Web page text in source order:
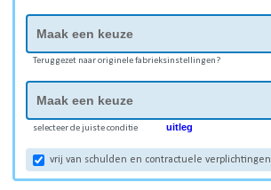
Teruggezet naar originele fabrieksinstellingen?
selecteer de juiste conditie uitleg
vrij van schulden en contractuele verplichtingen